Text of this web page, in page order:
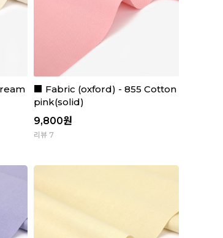
■ Fabric (oxford) - 855 Cotton
pink(solid)
9,800원
리뷰 7